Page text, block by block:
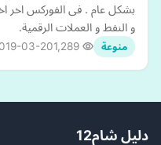
بشكل عام . فى الفوركس اخر
و النفط و العملات الرقمية.
منوعة 03-20
دليل شام12